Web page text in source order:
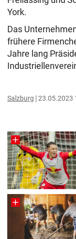
York.
Das
frühere
Jahre lang
Salzburg 23.05.2023